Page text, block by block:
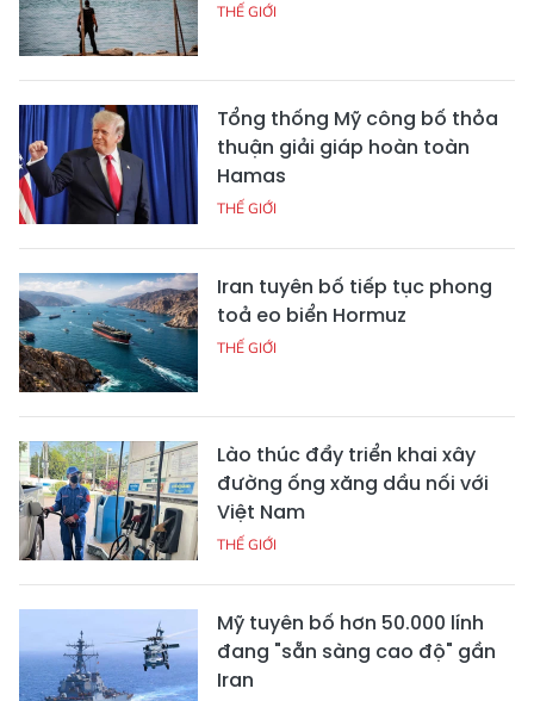
THẾ GIỚI
Tổng thống Mỹ công bố thỏa
thuận giải giáp hoàn toàn
Hamas
THẾ GIỚI
Iran tuyên bố tiếp tục phong
toả eo biển Hormuz
THẾ GIỚI
Lào thúc đẩy triển khai xây
đường ống xăng dầu nối với
Việt Nam
THẾ GIỚI
Mỹ tuyên bố hơn 50.000 lính
đang "sẵn sàng cao độ" gần
Iran